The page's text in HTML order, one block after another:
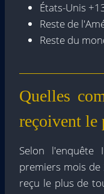
États-Unis
Reste de
Reste du
Quelles
reçoivent le
Selon
premiers mois
reçu le plus de